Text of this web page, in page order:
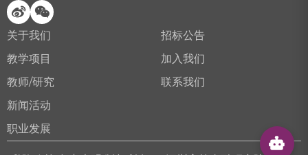
关于我们
教学项目
教师/研究
新闻活动
职业发展
招标公告
加入我们
联系我们